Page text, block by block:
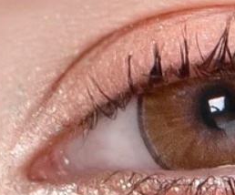
Lentilles
Lentilles de
Lentilles de
Par diamètre
Par courbure